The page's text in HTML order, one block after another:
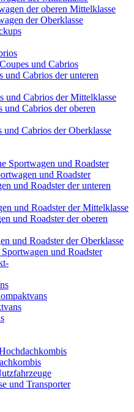
der oberen Mittelklasse
der Oberklasse
und Cabrios
und Cabrios der unteren
und Cabrios der Mittelklasse
und Cabrios der oberen
Cabrios der Oberklasse
Sportwagen und Roadster
und Roadster
und Roadster der unteren
und Roadster der Mittelklasse
und Roadster der oberen
und Roadster der Oberklasse
und Roadster
und Transporter